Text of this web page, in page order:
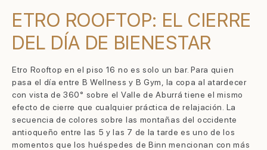
ETRO ROOFTOP: EL CIERRE
DEL DÍA DE BIENESTAR
Etro Rooftop en el piso 16 no es solo un bar. Para quien
pasa el día entre B Wellness y B Gym, la copa al atardecer
con vista de 360° sobre el Valle de Aburrá tiene el mismo
efecto de cierre que cualquier práctica de relajación. La
secuencia de colores sobre las montañas del occidente
antioqueño entre las 5 y las 7 de la tarde es uno de los
momentos que los huéspedes de Binn mencionan con más